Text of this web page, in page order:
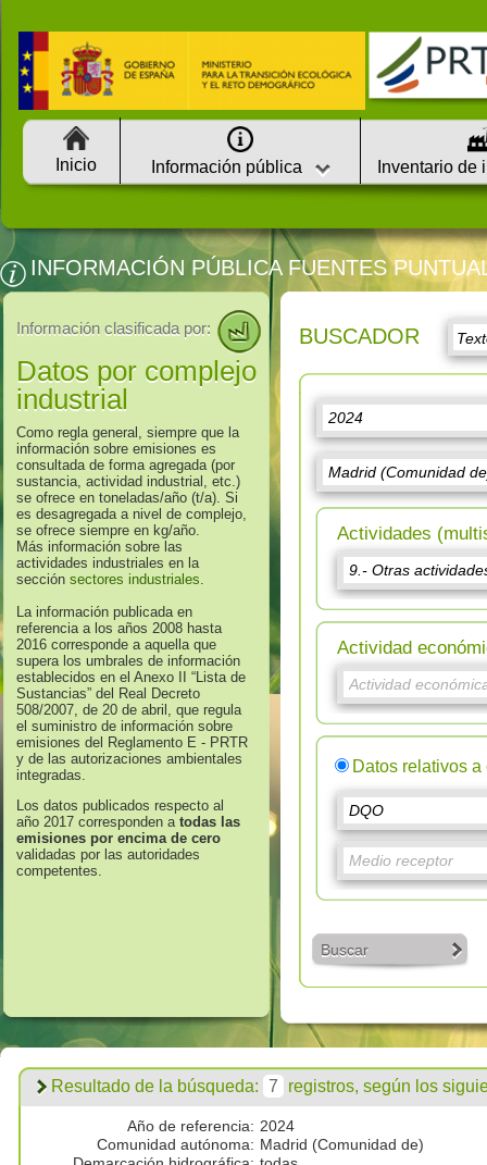
Inicio Información pública Inventario de
INFORMACIÓN PÚBLICA FUENTES
Información clasificada por:
Datos por complejo
industrial
Como regla general, siempre que la
información sobre emisiones es
consultada de forma agregada (por
sustancia, actividad industrial, etc.)
se ofrece en toneladas/año (t/a). Si
es desagregada a nivel de complejo,
se ofrece siempre en kg/año.
Más información sobre las
actividades industriales en la
sección sectores industriales.
La información publicada en
referencia a los años 2008 hasta
2016 corresponde a aquella que
supera los umbrales de información
establecidos en el Anexo II “Lista de
Sustancias” del Real Decreto
508/2007, de 20 de abril, que regula
el suministro de información sobre
emisiones del Reglamento E - PRTR
y de las autorizaciones ambientales
integradas.
Los datos publicados respecto al
año 2017 corresponden atodas las
emisiones por encima de cero
validadas por las autoridades
competentes.
BUSCADOR
Actividades
Actividad
Datos relativos
Buscar
Resultado de la búsqueda: 7 registros, según los
Año de referencia: 2024
Comunidad autónoma: Madrid (Comunidad de)